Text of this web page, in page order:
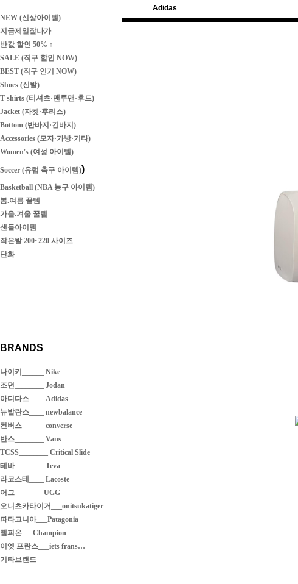
NEW (신상아이템)
지금제일잘나가
반값 할인 50% ↑
SALE (직구 할인 NOW)
BEST (직구 인기 NOW)
Shoes (신발)
T-shirts (티셔츠·맨투맨·후드)
Jacket (자켓·후리스)
Bottom (반바지·긴바지)
Accessories (모자·가방·기타)
Women's (여성 아이템)
Soccer (유럽 축구 아이템))
Basketball (NBA 농구 아이템)
봄.여름 꿀템
가을.겨울 꿀템
샌들아이템
작은발 200~220 사이즈
단화
BRANDS
나이키______ Nike
조던________ Jodan
아디다스____ Adidas
뉴발란스____ newbalance
컨버스______ converse
반스________ Vans
TCSS________ Critical Slide
테바________ Teva
라코스테____ Lacoste
어그________UGG
오니츠카타이거___onitsukatiger
파타고니아___Patagonia
챔피온___Champion
이엣 프란스___iets frans…
기타브랜드
Adidas